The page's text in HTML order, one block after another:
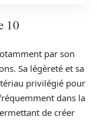
10
par son
Sa légèreté et sa
privilégié pour
dans la
de créer